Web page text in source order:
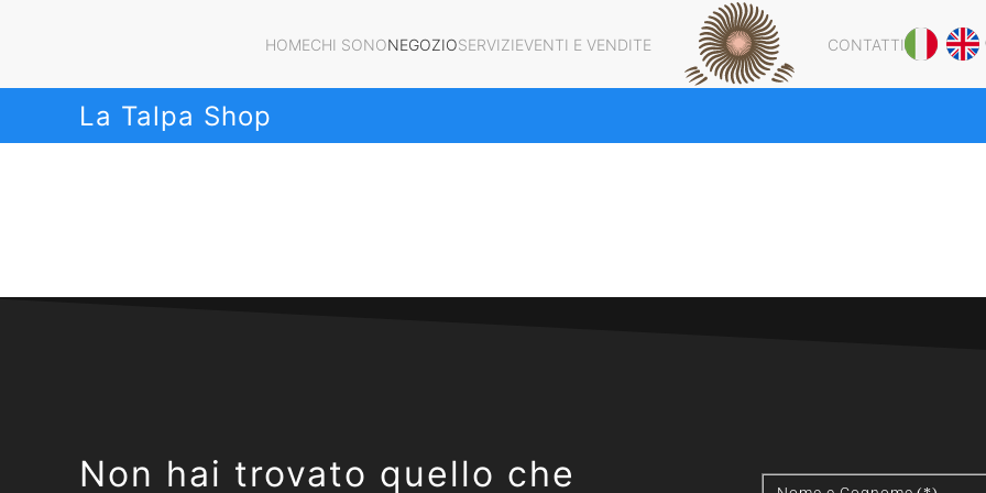
HOMECHI SONONEGOZIOSERVIZIEVENTI E VENDITE CONTATTI
La Talpa Shop
Non hai trovato quello che